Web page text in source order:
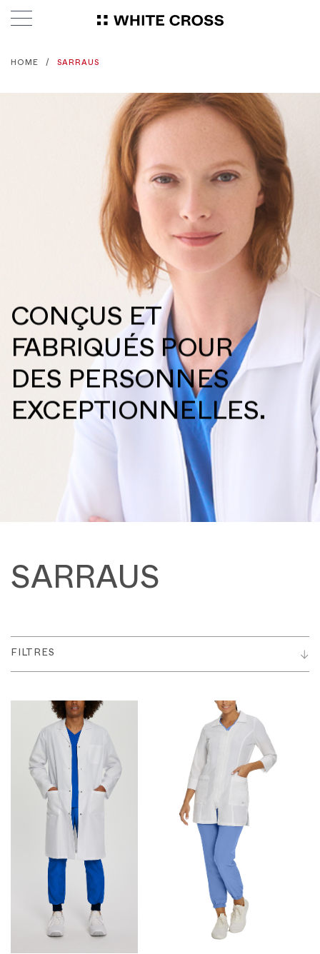
HOME SARRAUS
CONÇUS ET
FABRIQUÉS POUR
DES PERSONNES
EXCEPTIONNELLES.
SARRAUS
FILTRES